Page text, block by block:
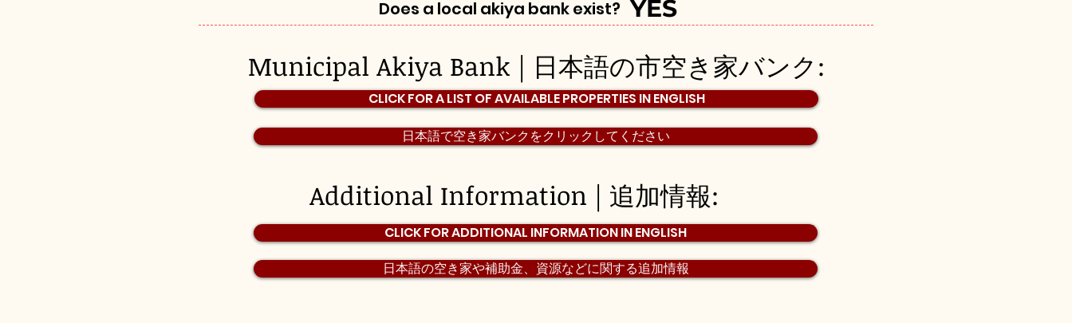
CLICK FOR ADDITIONAL INFORMATION IN ENGLISH
CLICK FOR A LIST OF AVAILABLE PROPERTIES IN ENGLISH
Additional Information | 追加情報:
Municipal Akiya Bank | 日本語の市空き家バンク:
Does a local akiya bank exist?
日本語で空き家バンクをクリックしてください
日本語の空き家や補助金、資源などに関する追加情報
YES